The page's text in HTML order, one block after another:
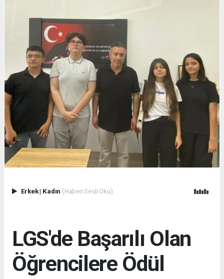
Erkek| Kadın (Haberi Sesli Oku)
LGS'de Başarılı Olan
Öğrencilere Ödül